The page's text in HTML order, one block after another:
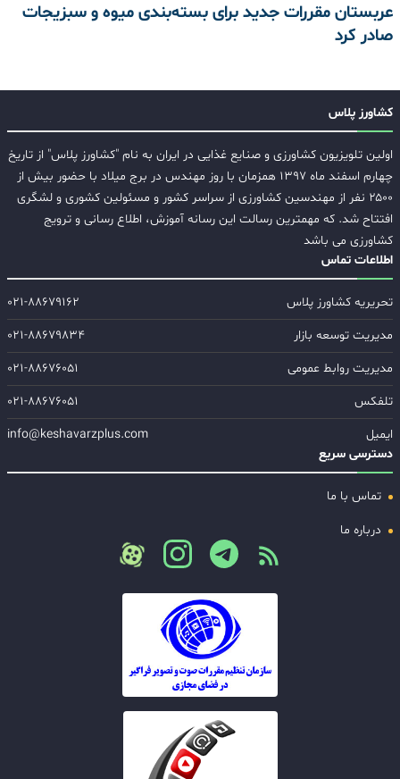
عربستان مقررات جدید برای بسته‌بندی میوه و سبزیجات
صادر کرد
کشاورز پلاس
اولین تلویزیون کشاورزی و صنایع غذایی در ایران به نام "کشاورز پلاس" از تاریخ
چهارم اسفند ماه ۱۳۹۷ همزمان با روز مهندس در برج میلاد با حضور بیش از
۲۵۰۰ نفر از مهندسین کشاورزی از سراسر کشور و مسئولین کشوری و لشگری
افتتاح شد. که مهمترین رسالت این رسانه آموزش، اطلاع رسانی و ترویج
کشاورزی می باشد
اطلاعات تماس
تحریریه کشاورز پلاس
۰۲۱-۸۸۶۷۹۱۶۲
مدیریت توسعه بازار
۰۲۱-۸۸۶۷۹۸۳۴
مدیریت روابط عمومی
۰۲۱-۸۸۶۷۶۰۵۱
تلفکس
۰۲۱-۸۸۶۷۶۰۵۱
ایمیل
info@keshavarzplus.com
دسترسی سریع
تماس با ما
درباره ما